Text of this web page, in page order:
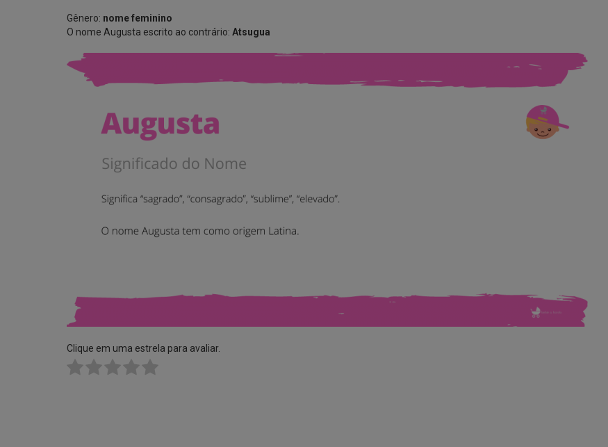
Gênero: nome feminino
O nome Augusta escrito ao contrário: Atsugua
Clique em uma estrela para avaliar.